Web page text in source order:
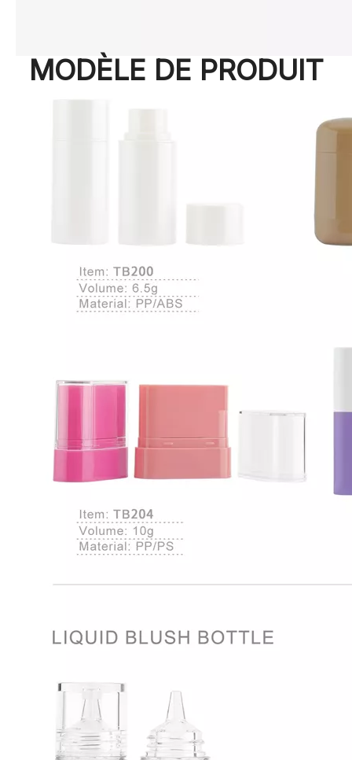
MODÈLE DE PRODUIT